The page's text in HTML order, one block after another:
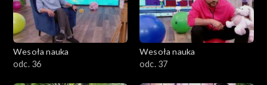
Wesoła nauka
odc. 36
Wesoła nauka
odc. 37